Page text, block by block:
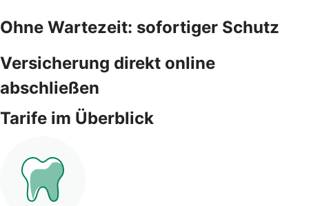
Ohne Wartezeit: sofortiger Schutz
Versicherung direkt online
abschließen
Tarife im Überblick